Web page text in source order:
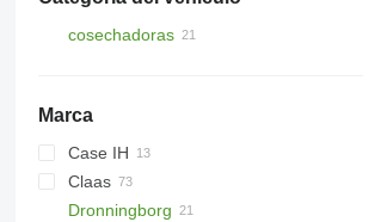
cosechadoras
Marca
Case IH
2388
8010
Claas
Dominator
M series
Dronningborg